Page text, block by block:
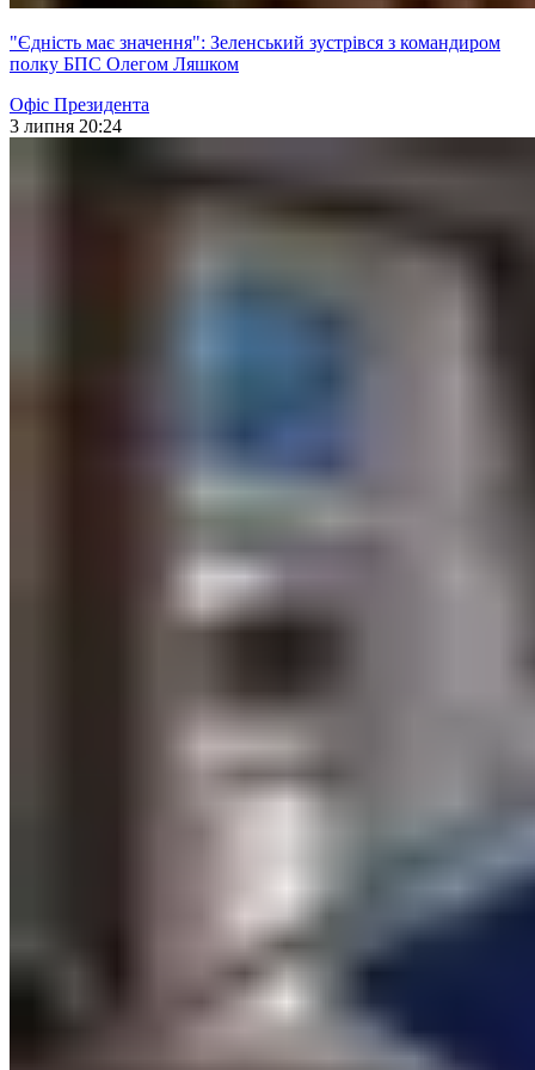
"Єдність має значення": Зеленський зустрівся з командиром
полку БПС Олегом Ляшком
Офіс Президента
3 липня 20:24